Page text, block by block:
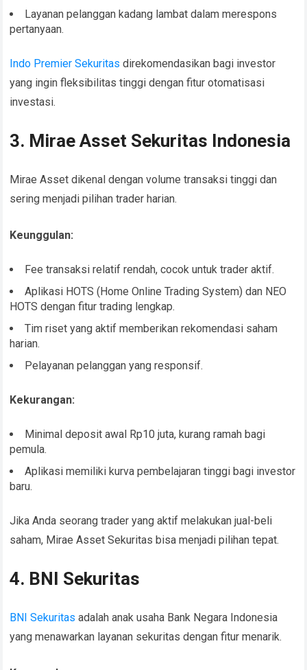
Layanan pelanggan kadang lambat dalam merespons
pertanyaan.
Indo Premier Sekuritas direkomendasikan bagi investor
yang ingin fleksibilitas tinggi dengan fitur otomatisasi
investasi.
3. Mirae Asset Sekuritas Indonesia
Mirae Asset dikenal dengan volume transaksi tinggi dan
sering menjadi pilihan trader harian.
Keunggulan:
Fee transaksi relatif rendah, cocok untuk trader aktif.
Aplikasi HOTS (Home Online Trading System) dan NEO
HOTS dengan fitur trading lengkap.
Tim riset yang aktif memberikan rekomendasi saham
harian.
Pelayanan pelanggan yang responsif.
Kekurangan:
Minimal deposit awal Rp10 juta, kurang ramah bagi
pemula.
Aplikasi memiliki kurva pembelajaran tinggi bagi investor
baru.
Jika Anda seorang trader yang aktif melakukan jual-beli
saham, Mirae Asset Sekuritas bisa menjadi pilihan tepat.
4. BNI Sekuritas
BNI Sekuritas adalah anak usaha Bank Negara Indonesia
yang menawarkan layanan sekuritas dengan fitur menarik.